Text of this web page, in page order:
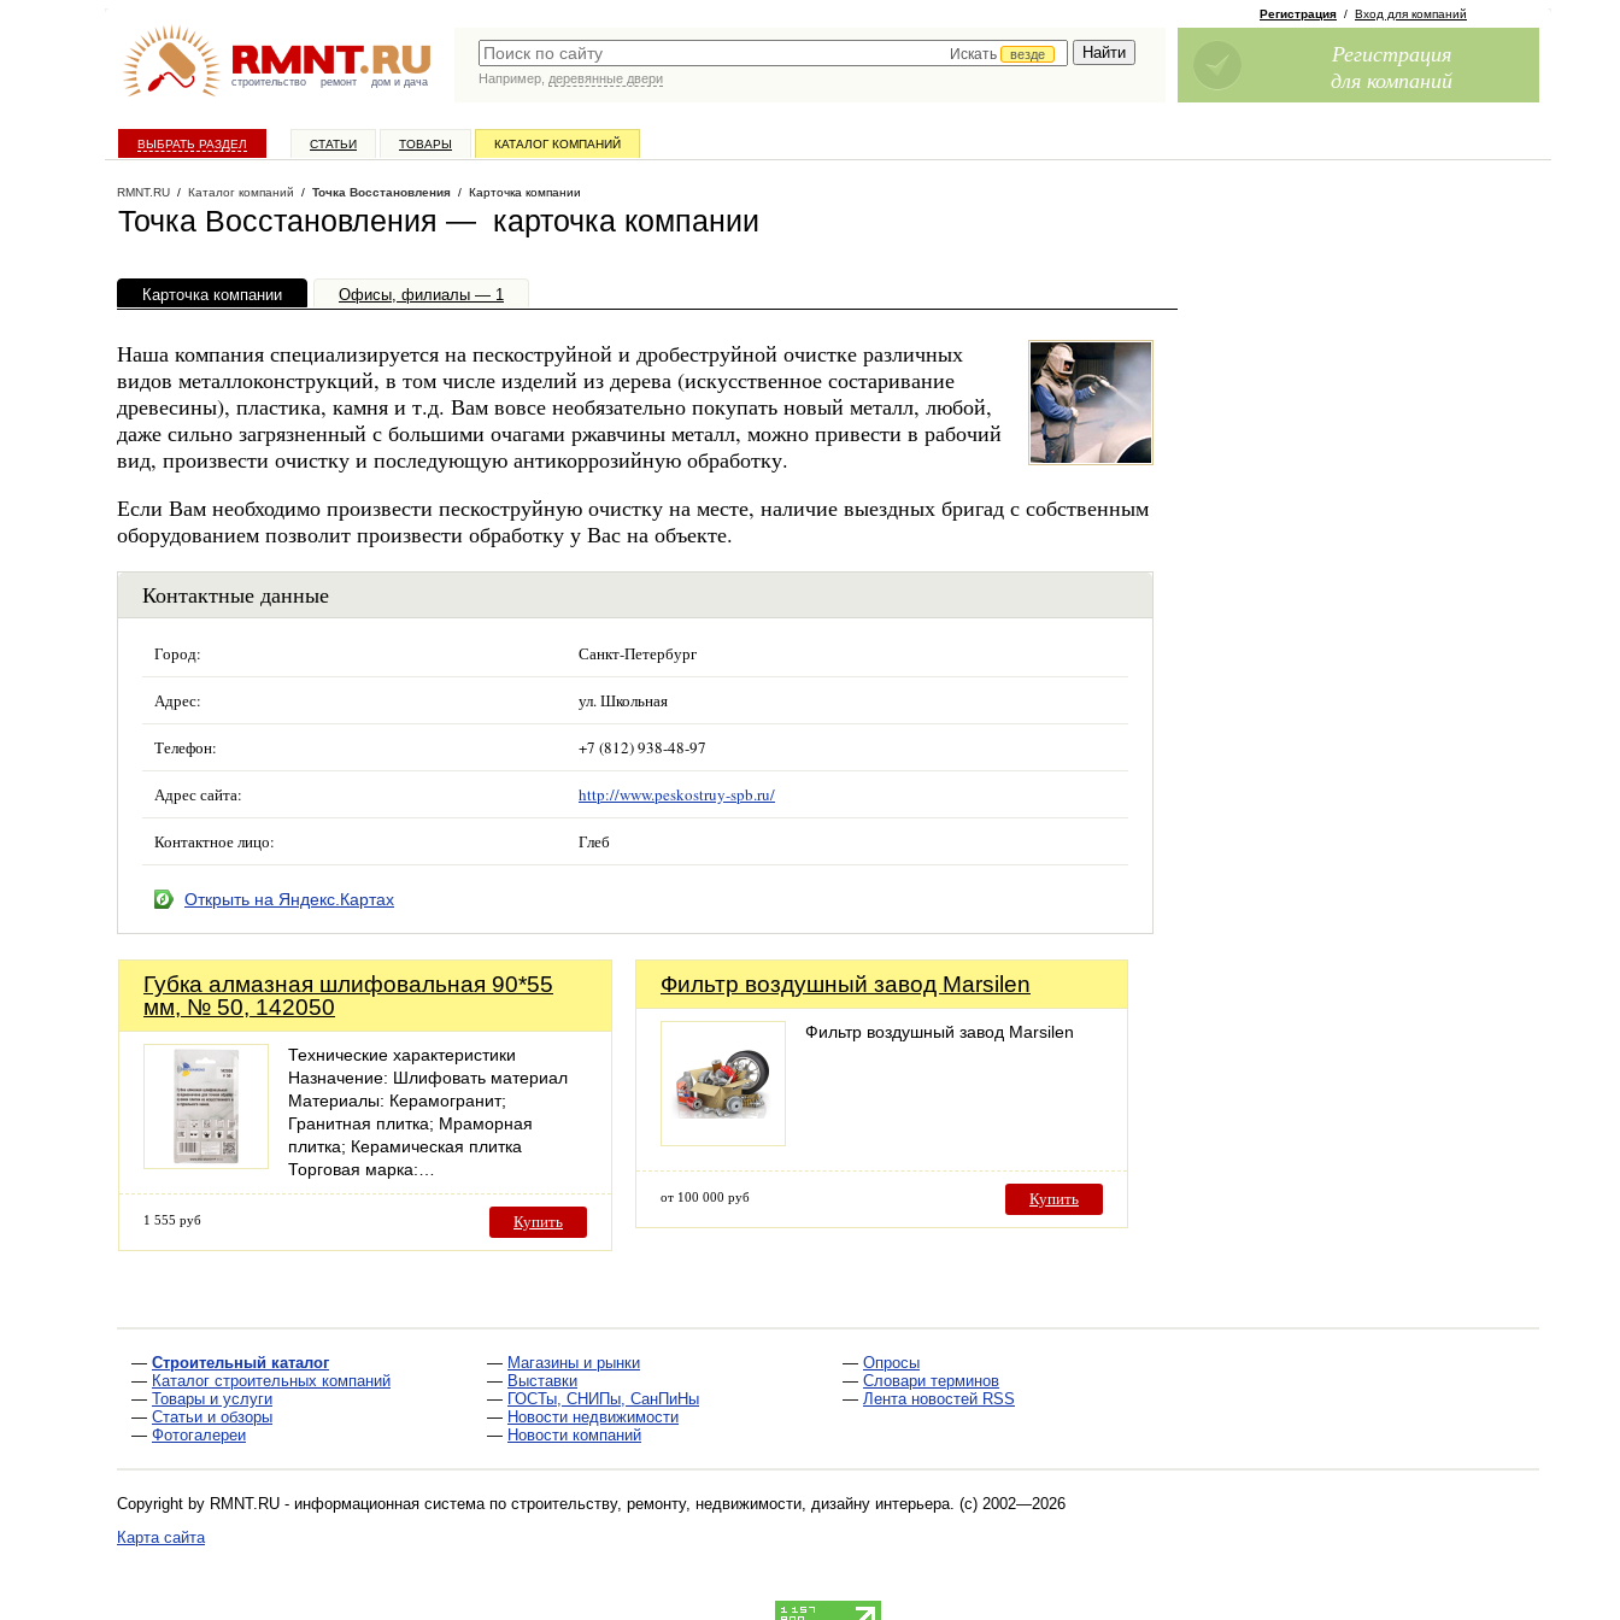
строительство ремонт дом и дача
Искать
везде
Например, деревянные двери
Регистрация / Вход для компаний
Регистрация
для компаний
ВЫБРАТЬ РАЗДЕЛ СТАТЬИ ТОВАРЫ КАТАЛОГ КОМПАНИЙ
RMNT.RU / Каталог компаний / Точка Восстановления / Карточка компании
Точка Восстановления — карточка компании
Карточка компании Офисы, филиалы — 1
Наша компания специализируется на пескоструйной и дробеструйной очистке различных
видов металлоконструкций, в том числе изделий из дерева (искусственное состаривание
древесины), пластика, камня и т.д. Вам вовсе необязательно покупать новый металл, любой,
даже сильно загрязненный с большими очагами ржавчины металл, можно привести в рабочий
вид, произвести очистку и последующую антикоррозийную обработку.
Если Вам необходимо произвести пескоструйную очистку на месте, наличие выездных бригад с собственным
оборудованием позволит произвести обработку у Вас на объекте.
Контактные данные
Город: Санкт-Петербург
Адрес: ул. Школьная
Телефон: +7 (812) 938-48-97
Адрес сайта: http://www.peskostruy-spb.ru/
Контактное лицо: Глеб
Открыть на Яндекс.Картах
Губка алмазная шлифовальная 90*55
мм, № 50, 142050
Технические характеристики
Назначение: Шлифовать материал
Материалы: Керамогранит;
Гранитная плитка; Мраморная
плитка; Керамическая плитка
Торговая марка:…
1 555 руб Купить
Фильтр воздушный завод Marsilen
Фильтр воздушный завод Marsilen
от 100 000 руб Купить
— Строительный каталог
— Каталог строительных компаний
— Товары и услуги
— Статьи и обзоры
— Фотогалереи
— Магазины и рынки
— Выставки
— ГОСТы, СНИПы, СанПиНы
— Новости недвижимости
— Новости компаний
— Опросы
— Словари терминов
— Лента новостей RSS
Copyright by RMNT.RU - информационная система по строительству, ремонту, недвижимости, дизайну интерьера. (c) 2002—2026
Карта сайта